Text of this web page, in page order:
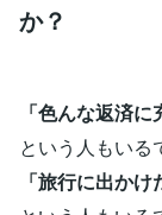
か？
「色んな返済に
という人もいる
「旅行に出かけ